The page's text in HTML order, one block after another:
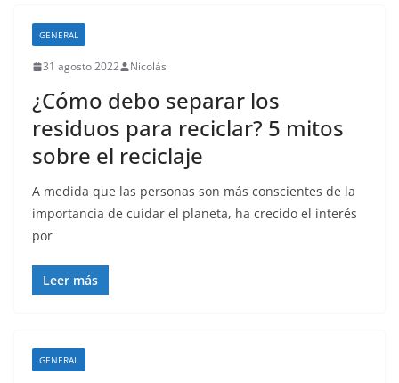
GENERAL
31 agosto 2022 Nicolás
¿Cómo debo separar los
residuos para reciclar? 5 mitos
sobre el reciclaje
A medida que las personas son más conscientes de la
importancia de cuidar el planeta, ha crecido el interés
por
Leer más
GENERAL